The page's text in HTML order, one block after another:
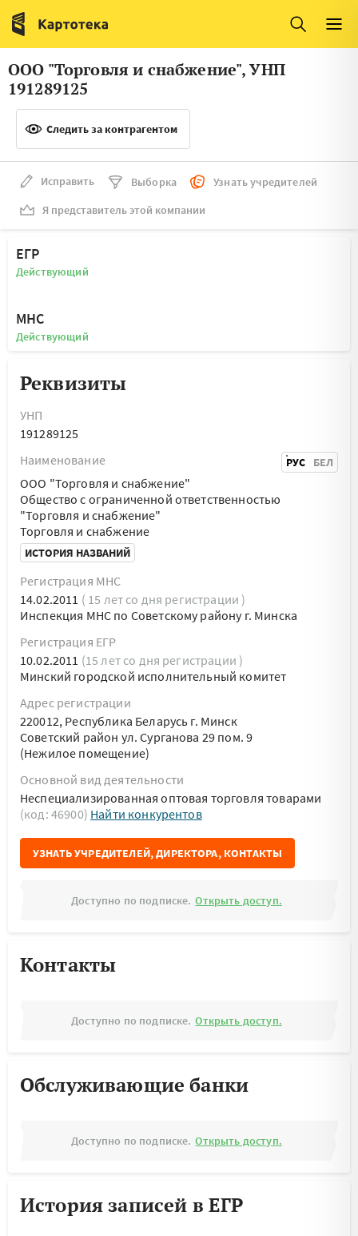
Италия
Люксембург
Литва
Латвия
Словения
Франция
Финляндия
Швеция
Мальта
ООО "Торговля и снабжение", УНП
191289125
Следить за контрагентом
Исправить Выборка
Узнать учредителей
Я представитель этой компании
ЕГР
Действующий
МНС
Действующий
Реквизиты
УНП
191289125
Наименование
РУС БЕЛ
ООО "Торговля и снабжение"
Общество с ограниченной ответственностью
"Торговля и снабжение"
Торговля и снабжение
ИСТОРИЯ НАЗВАНИЙ
Регистрация МНС
14.02.2011 ( 15 лет со дня регистрации )
Инспекция МНС по Советскому району г. Минска
Регистрация ЕГР
10.02.2011 (15 лет со дня регистрации )
Минский городской исполнительный комитет
Адрес регистрации
220012, Республика Беларусь г. Минск
Советский район ул. Сурганова 29 пом. 9
(Нежилое помещение)
Основной вид деятельности
Неспециализированная оптовая торговля товарами
(код: 46900) Найти конкурентов
УЗНАТЬ УЧРЕДИТЕЛЕЙ, ДИРЕКТОРА, КОНТАКТЫ
Доступно по подписке. Открыть доступ.
Контакты
Доступно по подписке. Открыть доступ.
Обслуживающие банки
Доступно по подписке. Открыть доступ.
История записей в ЕГР